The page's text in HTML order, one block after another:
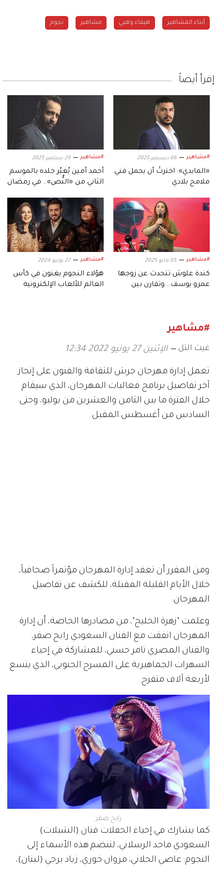
أبناء المشاهير هيفاء وهبي مشاهير نجوم
إقرأ أيضاً
#مشاهير 06 ديسمبر 2025
«المايدي»: اخترتُ أن يحمل فني
ملامح بلادي
#مشاهير 29 سبتمبر 2025
أحمد أمين يُغيّر جلده بالموسم
الثاني من «النُّص».. في رمضان
#مشاهير 05 مايو 2025
كندة علوش تتحدث عن زوجها
عمرو يوسف.. وتقارن بين
#مشاهير 27 يونيو 2024
هؤلاء النجوم يغنون في كأس
العالم للألعاب الإلكترونية
#مشاهير
غيث التل الإثنين 27 يونيو 2022 12:34
تعمل إدارة مهرجان جرش للثقافة والفنون على إنجاز
آخر تفاصيل برنامج فعاليات المهرجان، الذي سيقام
خلال الفترة ما بين الثامن والعشرين من يوليو، وحتى
السادس من أغسطس المقبل.
ومن المقرر أن تعقد إدارة المهرجان مؤتمراً صحافياً،
خلال الأيام القليلة المقبلة، للكشف عن تفاصيل
المهرجان.
وعلمت "زهرة الخليج"، من مصادرها الخاصة، أن إدارة
المهرجان اتفقت مع الفنان السعودي رابح صقر،
والفنان المصري تامر حسني، للمشاركة في إحياء
السهرات الجماهيرية على المسرح الجنوبي، الذي يتسع
لأربعة آلاف متفرج.
رابح صقر
كما يشارك في إحياء الحفلات فنان (الشيلات)
السعودي ماجد الرسلاني، لتنضم هذه الأسماء إلى
النجوم: عاصي الحلاني، مروان خوري، زياد برجي (لبنان)،